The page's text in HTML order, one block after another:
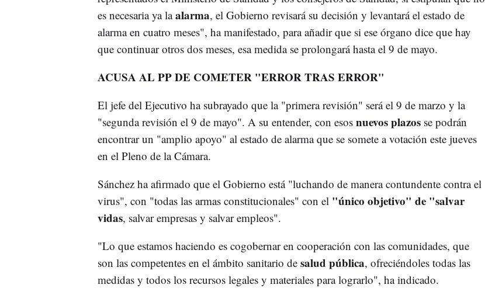
es necesaria ya laalarma, el Gobierno revisará su decisión y levantará el estado de
alarma en cuatro meses", ha manifestado, para añadir que si ese órgano dice que hay
que continuar otros dos meses, esa medida se prolongará hasta el 9 de mayo.
ACUSA AL PP DE COMETER "ERROR TRAS ERROR"
El jefe del Ejecutivo ha subrayado que la "primera revisión" será el 9 de marzo y la
"segunda revisión el 9 de mayo". A su entender, con esos nuevos plazosse podrán
encontrar un "amplio apoyo" al estado de alarma que se somete a votación este jueves
en el Pleno de la Cámara.
Sánchez ha afirmado que el Gobierno está "luchando de manera contundente contra el
virus", con "todas las armas constitucionales" con el"único objetivo" de "salvar
vidas, salvar empresas y salvar empleos".
"Lo que estamos haciendo es cogobernar en cooperación con las comunidades, que
son las competentes en el ámbito sanitario de salud pública, ofreciéndoles todas las
medidas y todos los recursos legales y materiales para lograrlo", ha indicado.